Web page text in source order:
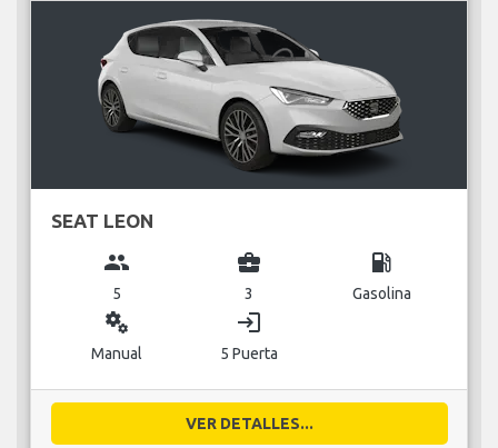
SEAT LEON
group
5
business_center
3
local_gas_station
Gasolina
miscellaneous_services
Manual
login
5 Puerta
VER DETALLES...